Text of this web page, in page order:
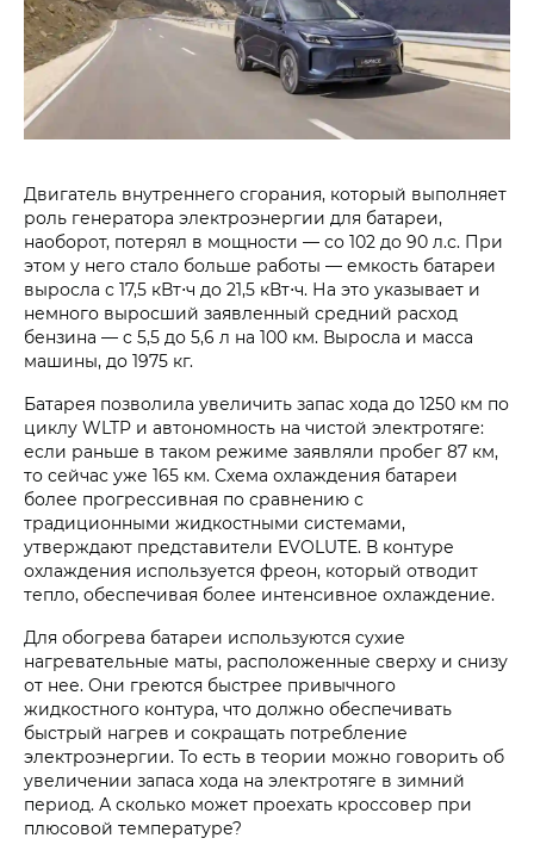
Двигатель внутреннего сгорания, который выполняет
роль генератора электроэнергии для батареи,
наоборот, потерял в мощности — со 102 до 90 л.с. При
этом у него стало больше работы — емкость батареи
выросла с 17,5 кВт⋅ч до 21,5 кВт⋅ч. На это указывает и
немного выросший заявленный средний расход
бензина — c 5,5 до 5,6 л на 100 км. Выросла и масса
машины, до 1975 кг.
Батарея позволила увеличить запас хода до 1250 км по
циклу WLTP и автономность на чистой электротяге:
если раньше в таком режиме заявляли пробег 87 км,
то сейчас уже 165 км. Схема охлаждения батареи
более прогрессивная по сравнению с
традиционными жидкостными системами,
утверждают представители EVOLUTE. В контуре
охлаждения используется фреон, который отводит
тепло, обеспечивая более интенсивное охлаждение.
Для обогрева батареи используются сухие
нагревательные маты, расположенные сверху и снизу
от нее. Они греются быстрее привычного
жидкостного контура, что должно обеспечивать
быстрый нагрев и сокращать потребление
электроэнергии. То есть в теории можно говорить об
увеличении запаса хода на электротяге в зимний
период. А сколько может проехать кроссовер при
плюсовой температуре?